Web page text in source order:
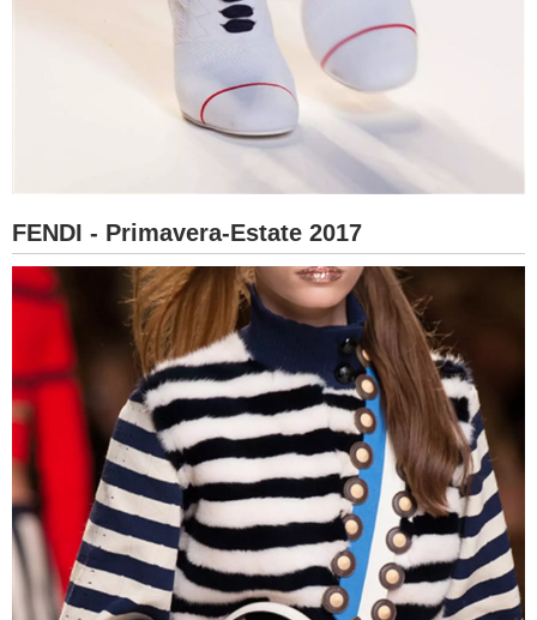
FENDI - Primavera-Estate 2017